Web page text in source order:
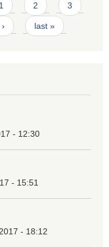
1 2 3
last »
- 12:30
- 15:51
- 18:12